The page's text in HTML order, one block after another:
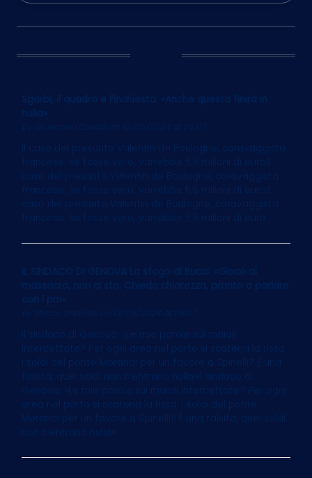
Sgarbi, il quadro e l’inchiesta: «Anche questa finirà in
nulla»
on 13/05/2024 at 06:07
Il caso del presunto Valentin de Boulogne, caravaggista
francese: se fosse vero, varrebbe 5,5 milioni di euroIl
caso del presunto Valentin de Boulogne, caravaggista
francese: se fosse vero, varrebbe 5,5 milioni di euroIl
caso del presunto Valentin de Boulogne, caravaggista
francese: se fosse vero, varrebbe 5,5 milioni di euro
IL SINDACO DI GENOVA Lo sfogo di Bucci: «Gioco al
massacro, non ci sto. Chiedo chiarezza, pronto a parlare
con i pm»
Marco Imarisio on 13/05/2024 at 06:07
Il sindaco di Genova: «Le mie parole sui maiali
intercettate? Per ogni area nel porto si scatena la rissa.
I soldi del ponte Morandi per un favore a Spinelli? È una
falsità, quei soldi non c’entrano nulla»Il sindaco di
Genova: «Le mie parole sui maiali intercettate? Per ogni
area nel porto si scatena la rissa. I soldi del ponte
Morandi per un favore a Spinelli? È una falsità, quei soldi
non c’entrano nulla»